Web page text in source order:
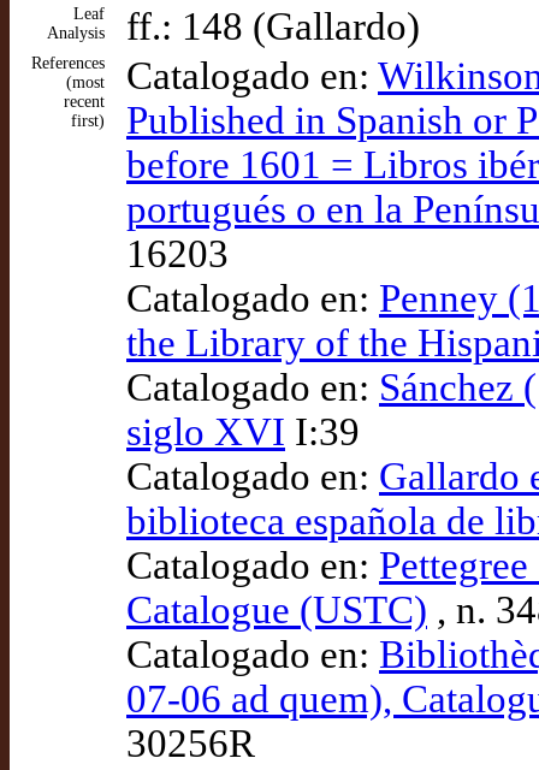
Leaf
Analysis
ff.: 148 (Gallardo)
References
(most
recent
first)
Catalogado en:
Published in Spanish or
before 1601 = Libros
portugués o en la
16203
Catalogado en: Penney
the Library of the
Catalogado en: Sánchez
siglo XVI I:39
Catalogado en: Gallardo
biblioteca española de
Catalogado en:
Catalogue (USTC) , n.
Catalogado en:
07-06 ad quem),
30256R